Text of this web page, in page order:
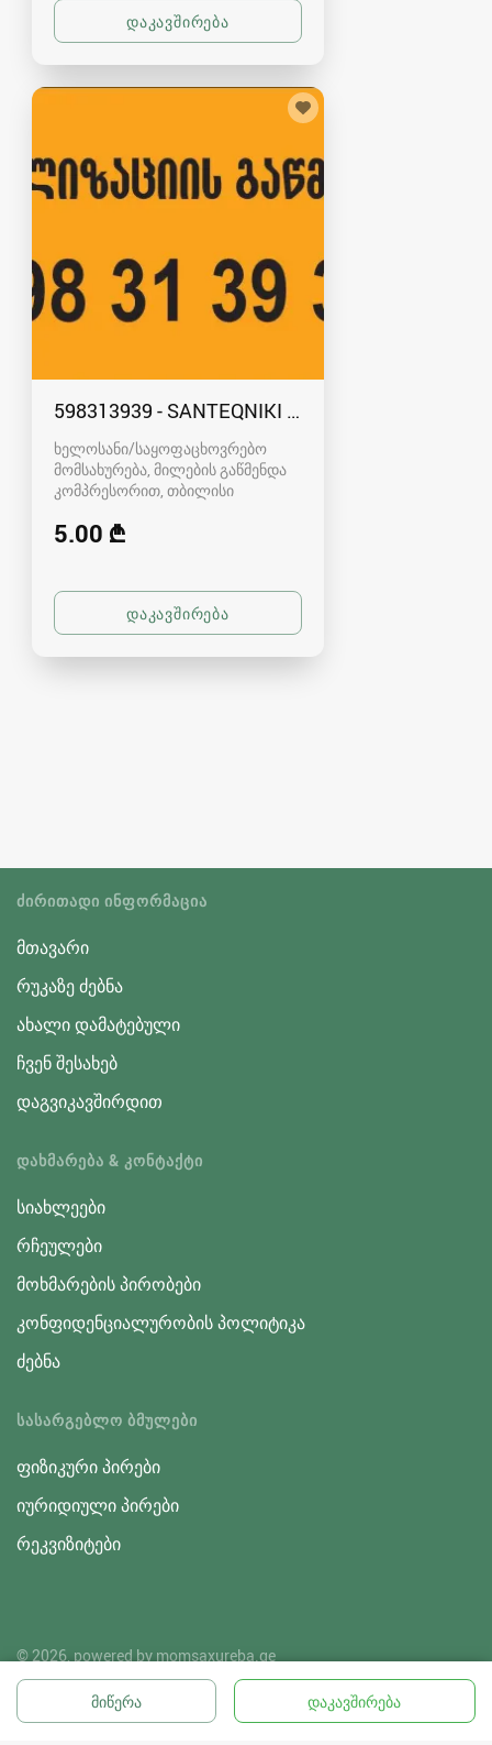
598313939 - SANTEQNIKI GAMODZAXEBIT
ხელოსანი/საყოფაცხოვრებო
მომსახურება, მილების გაწმენდა
კომპრესორით თბილისი
5.00 ₾
ᲫᲘᲠᲘᲗᲐᲓᲘ ᲘᲜᲤᲝᲠᲛᲐᲪᲘᲐ
მთავარი
რუკაზე ძებნა
ახალი დამატებული
ჩვენ შესახებ
დაგვიკავშირდით
ᲓᲐᲮᲛᲐᲠᲔᲑᲐ & ᲙᲝᲜᲢᲐᲥᲢᲘ
სიახლეები
რჩეულები
მოხმარების პირობები
კონფიდენციალურობის პოლიტიკა
ძებნა
ᲡᲐᲡᲐᲠᲒᲔᲑᲚᲝ ᲑᲛᲣᲚᲔᲑᲘ
ფიზიკური პირები
იურიდიული პირები
რეკვიზიტები
© 2026, powered by momsaxureba.ge